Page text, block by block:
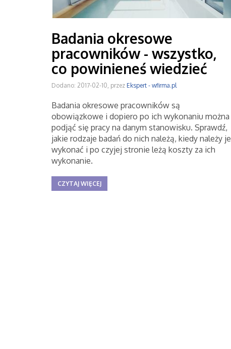
Badania okresowe
pracowników - wszystko,
co powinieneś wiedzieć
Dodano: 2017-02-10, przez Ekspert - wfirma.pl
Badania okresowe pracowników są
obowiązkowe i dopiero po ich wykonaniu można
podjąć się pracy na danym stanowisku. Sprawdź,
jakie rodzaje badań do nich należą, kiedy należy je
wykonać i po czyjej stronie leżą koszty za ich
wykonanie.
CZYTAJ WIĘCEJ